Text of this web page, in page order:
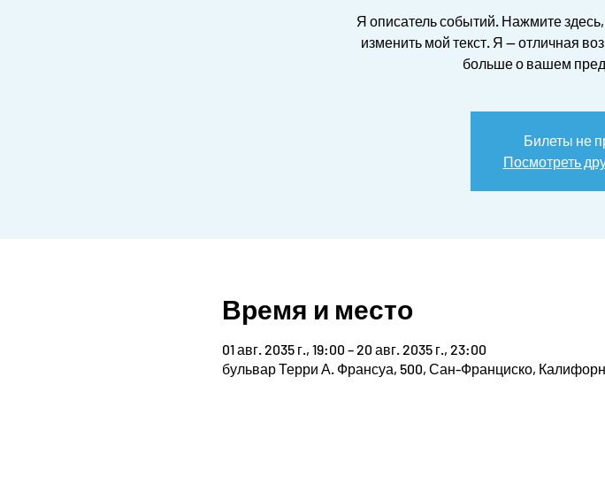
Я описатель событий. Нажмите
изменить мой текст. Я — отличная
Билеты не
Посмотреть
Время и место
01 авг. 2035 г., 19:00 – 20 авг. 2035 г., 23:00
бульвар Терри А. Франсуа, 500, Сан-Франциско,